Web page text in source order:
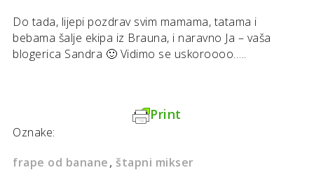
Do tada, lijepi pozdrav svim mamama, tatama i
bebama šalje ekipa iz Brauna, i naravno Ja – vaša
blogerica Sandra 🙂 Vidimo se uskoroooo…..
Print
Oznake:
frape od banane štapni mikser